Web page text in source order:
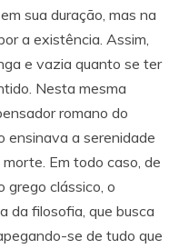
sua duração, mas na
a existência. Assim,
e vazia quanto se ter
Nesta mesma
romano do
ensinava a serenidade
Em todo caso, de
grego clássico, o
da filosofia, que busca
se de tudo que